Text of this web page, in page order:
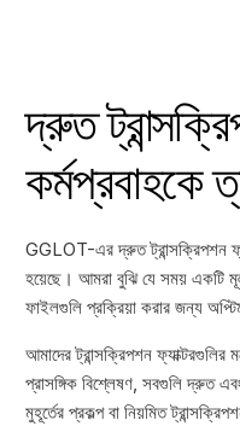
দ্রুত
কর্মপ্রবাহকে
GGLOT-এর দ্রুত ট্রান্সক্রিপশন
হয়েছে। আমরা বুঝি যে সময় একটি
ফাইলগুলি প্রক্রিয়া করার জন্য
আমাদের ট্রান্সক্রিপশন
প্রাসঙ্গিক বিশ্লেষণ, সবগুলি দ্রুত
মুহূর্তের প্রকল্প বা নিয়মিত